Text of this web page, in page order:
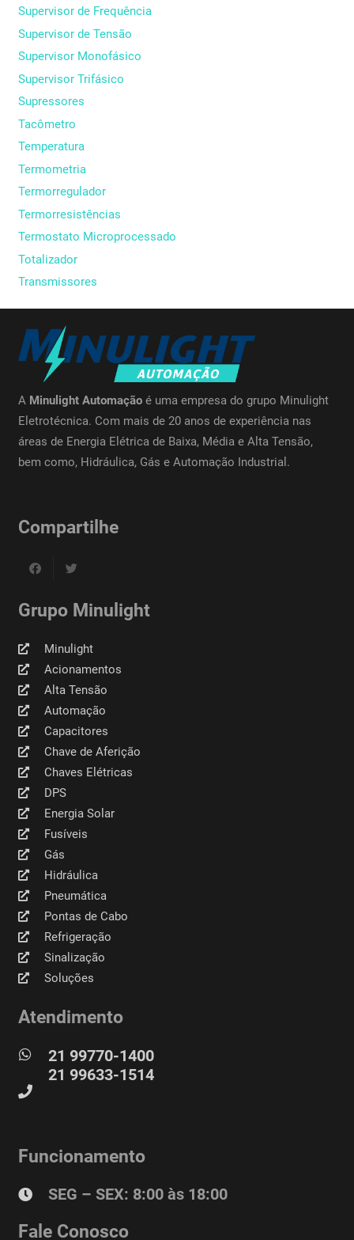
Supervisor de Frequência
Supervisor de Tensão
Supervisor Monofásico
Supervisor Trifásico
Supressores
Tacômetro
Temperatura
Termometria
Termorregulador
Termorresistências
Termostato Microprocessado
Totalizador
Transmissores
A Minulight Automaçãoé uma empresa do grupo Minulight
Eletrotécnica. Com mais de 20 anos de experiência nas
áreas de Energia Elétrica de Baixa, Média e Alta Tensão,
bem como, Hidráulica, Gás e Automação Industrial.
Compartilhe
Grupo Minulight
Minulight
Acionamentos
Alta Tensão
Automação
Capacitores
Chave de Aferição
Chaves Elétricas
DPS
Energia Solar
Fusíveis
Gás
Hidráulica
Pneumática
Pontas de Cabo
Refrigeração
Sinalização
Soluções
Atendimento
21 99770-1400
21 99633-1514
Funcionamento
SEG – SEX: 8:00 às 18:00
Fale Conosco